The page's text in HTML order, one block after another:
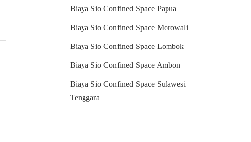
Biaya Sio Confined Space Papua
Biaya Sio Confined Space Morowali
Biaya Sio Confined Space Lombok
Biaya Sio Confined Space Ambon
Biaya Sio Confined Space Sulawesi
Tenggara